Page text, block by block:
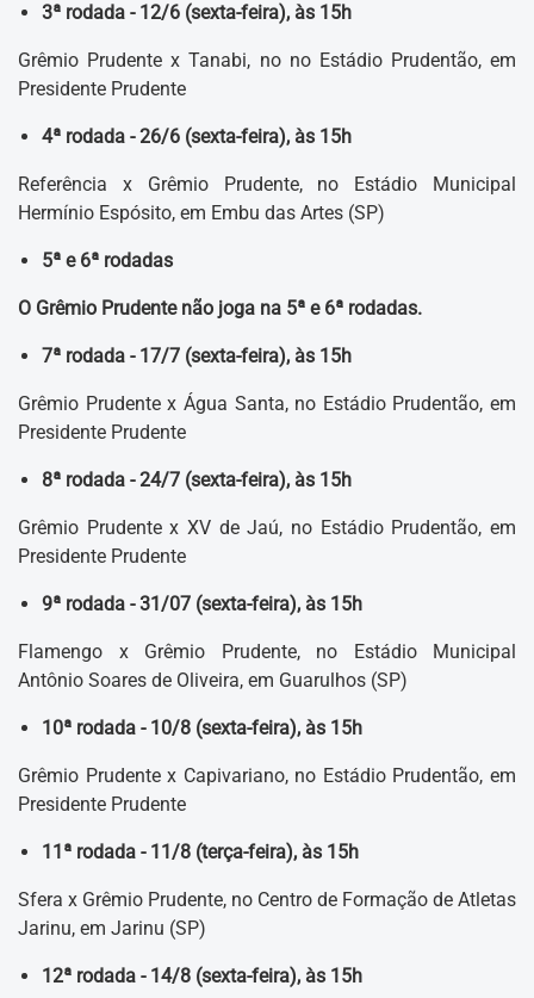
3ª rodada - 12/6 (sexta-feira), às 15h
Grêmio Prudente x Tanabi, no no Estádio Prudentão, em
Presidente Prudente
4ª rodada - 26/6 (sexta-feira), às 15h
Referência x Grêmio Prudente, no Estádio Municipal
Hermínio Espósito, em Embu das Artes (SP)
5ª e 6ª rodadas
O Grêmio Prudente não joga na 5ª e 6ª rodadas.
7ª rodada - 17/7 (sexta-feira), às 15h
Grêmio Prudente x Água Santa, no Estádio Prudentão, em
Presidente Prudente
8ª rodada - 24/7 (sexta-feira), às 15h
Grêmio Prudente x XV de Jaú, no Estádio Prudentão, em
Presidente Prudente
9ª rodada - 31/07 (sexta-feira), às 15h
Flamengo x Grêmio Prudente, no Estádio Municipal
Antônio Soares de Oliveira, em Guarulhos (SP)
10ª rodada - 10/8 (sexta-feira), às 15h
Grêmio Prudente x Capivariano, no Estádio Prudentão, em
Presidente Prudente
11ª rodada - 11/8 (terça-feira), às 15h
Sfera x Grêmio Prudente, no Centro de Formação de Atletas
Jarinu, em Jarinu (SP)
12ª rodada - 14/8 (sexta-feira), às 15h